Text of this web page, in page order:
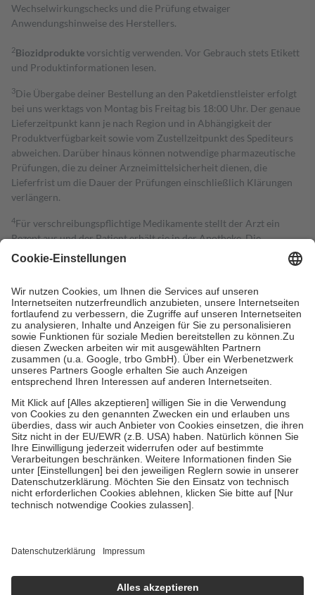
Wechselwirkungschecks und die Prüfung etwaiger
Anwendungshinweise des Herstellers.
2Biozidproduktevorsichtig verwenden. Vor Gebrauch stets Etikett
und Produktinformationen lesen.
3Die Übergabe deiner Bestellung an den Paketdienstleister erfolgt
bei uns werktags von Montag bis Freitag bis 18:00 Uhr. Der genaue
Lieferzeitpunkt kann je nach Region und in Abhängigkeit der
Produktverfügbarkeit sowie vom Zustellzeitpunkt des Spediteurs
abweichen. Darüber hinaus können notwendige pharmazeutische
Prüfungen, die zu deiner Arzneimittelsicherheit dienen, die
Lieferfrist um die Dauer der Prüfungen einschließlich Klärungen
verlängern.
4Für verschreibungspflichtige Medikamente stellt der Arzt ein
Rezept aus und der Patient erhält sie in der Apotheke. Die
gesetzliche Krankenversicherung übernimmt in der Regel die
Kosten dafür, der Versicherte trägt einen Teil davon als Zuzahlung
Grundsätzlich leisten Mitglieder Zuzahlungen in Höhe von zehn
Prozent des Abgabepreises,mindestens jedochfünf Euround
höchstens zehn Euro.Es sind jedoch nie mehr als die tatsächlichen
Kosten der Leistung zu entrichten.
Diese Regeln gelten grundsätzlich auch für Online-Apotheken.
Bei Heilmitteln und häuslicher Krankenpflege beträgt die
Zuzahlung zehn Prozent der Kosten sowie zehn Euro je
Verordnung.
Um das Engagement der Versicherten für ihre eigene Gesundheit zu
stärken und die besondere Stellung der Familie zu unterstützen,
fallenkeine Zuzahlungenan bei:
• Kindern und Jugendlichen bis zum vollendeten 18. Lebensjahr
mit Ausnahme der Fahrkosten
• Untersuchungen zur Vorsorge und Früherkennung, die von der
GKV getragen werden
Einholung von Bewertungen. Trusted Shops hat Maßnahmen
getroffen, um sicherzustellen, dass es sich um echte Bewertungen